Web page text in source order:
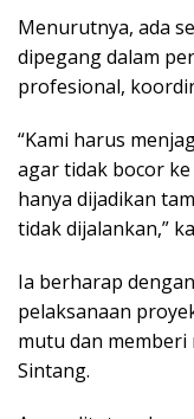
Menurutnya, ada
dipegang dalam
profesional,
“Kami harus
agar tidak bocor ke
hanya dijadikan
tidak dijalankan,”
Ia berharap
pelaksanaan
mutu dan
Sintang.